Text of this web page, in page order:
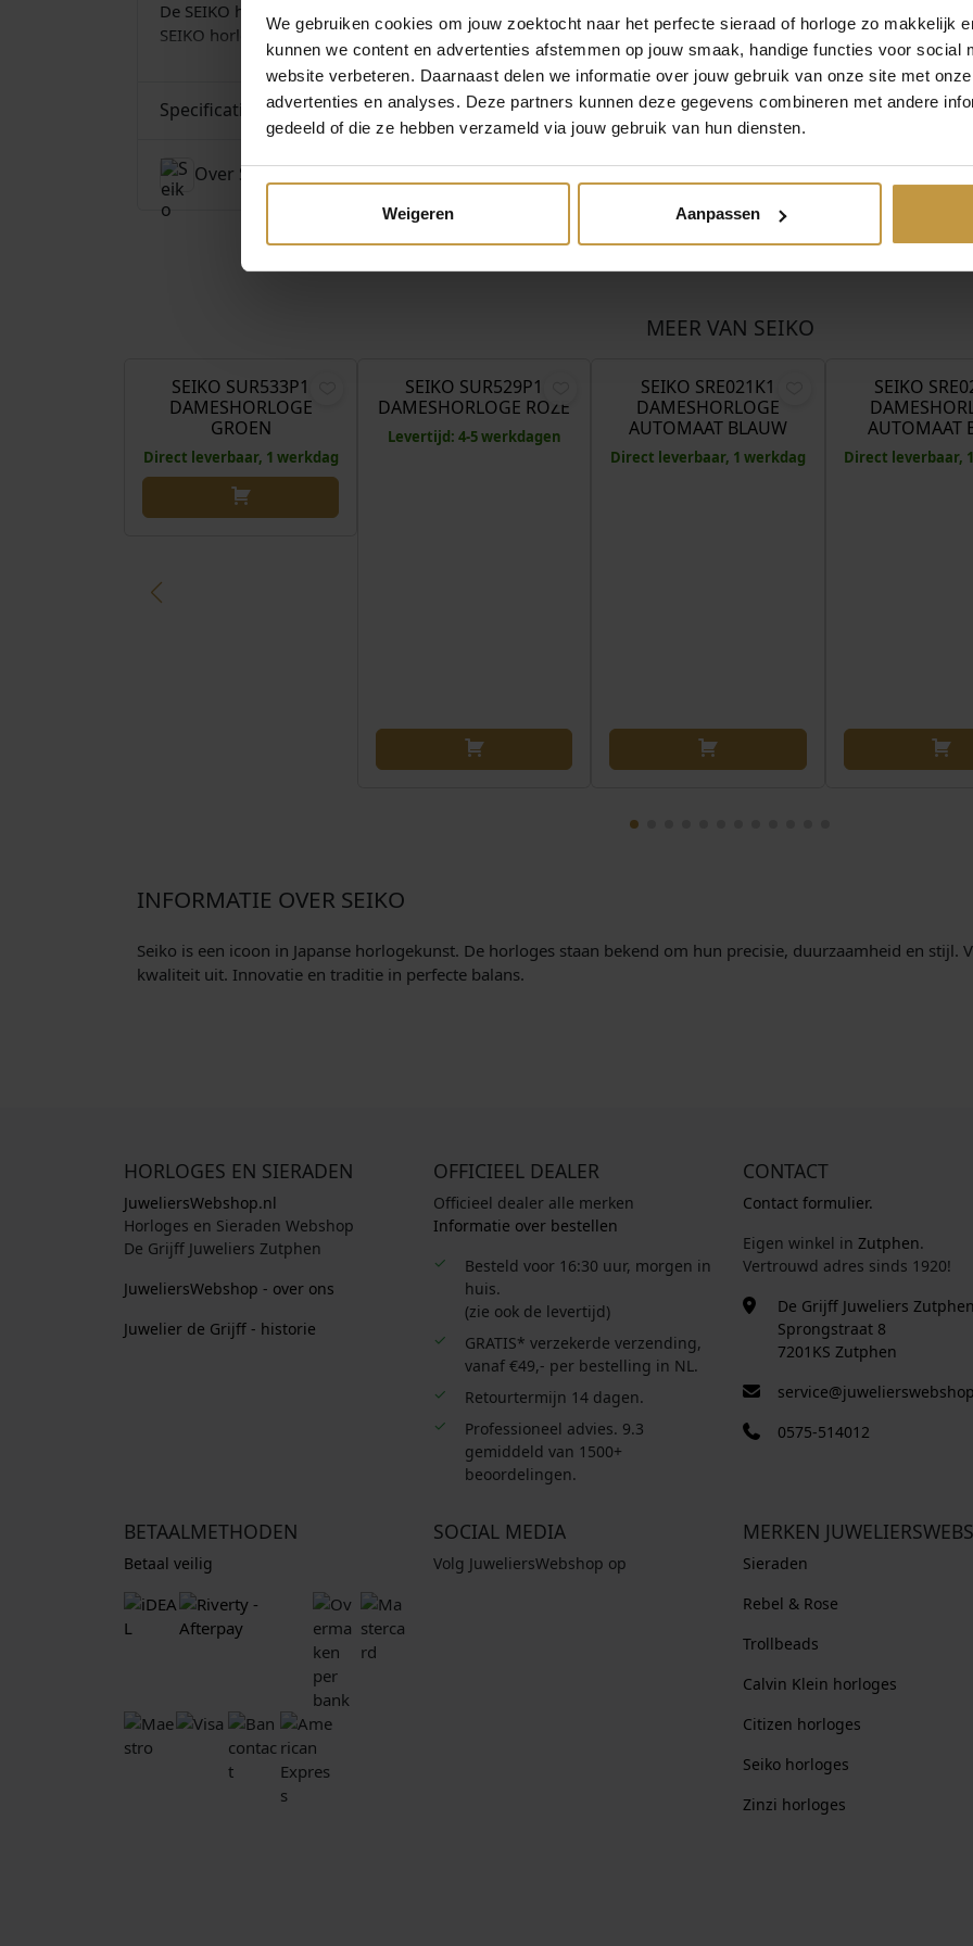
We gebruiken cookies om jouw zoektocht naar het perfecte sieraad of horloge zo makkelijk
kunnen we content en advertenties afstemmen op jouw smaak, handige functies voor social
website verbeteren. Daarnaast delen we informatie over jouw gebruik van onze site met
advertenties en analyses. Deze partners kunnen deze gegevens combineren met andere
gedeeld of die ze hebben verzameld via jouw gebruik van hun diensten.
Weigeren Aanpassen
De SEIKO horloge collectie wordt verzorgd door Officieel Seiko dealer de Grijff Juweliers Zutphen.
SEIKO horloges bij Juwelierswebshop.nl – GRATIS verzekerde verzending in Nederland.
Specificaties
Over Seiko
MEER VAN SEIKO
SEIKO SUR533P1
DAMESHORLOGE
GROEN
Direct leverbaar, 1 werkdag
SEIKO SUR529P1
DAMESHORLOGE ROZE
Levertijd: 4-5 werkdagen
€ 370,00
SEIKO SRE021K1
DAMESHORLOGE
AUTOMAAT BLAUW
Direct leverbaar, 1 werkdag
SEIKO
AUTOMAAT
Direct leverbaar,
INFORMATIE OVER SEIKO
Seiko is een icoon in Japanse horlogekunst. De horloges staan bekend om hun precisie, duurzaamheid en stijl.
kwaliteit uit. Innovatie en traditie in perfecte balans.
HORLOGES EN SIERADEN
JuweliersWebshop.nl
Horloges en Sieraden Webshop
De Grijff Juweliers Zutphen
JuweliersWebshop - over ons
Juwelier de Grijff - historie
OFFICIEEL DEALER
Officieel dealer alle merken
Informatie over bestellen
Besteld voor 16:30 uur, morgen in
huis.
(zie ook de levertijd)
GRATIS* verzekerde verzending,
vanaf €49,- per bestelling in NL.
Retourtermijn 14 dagen.
Professioneel advies. 9.3
gemiddeld van 1500+
beoordelingen.
CONTACT
Contact formulier.
Eigen winkel in Zutphen.
Vertrouwd adres sinds 1920!
De Grijff Juweliers
Sprongstraat 8
7201KS Zutphen
0575-514012
BETAALMETHODEN
Betaal veilig
SOCIAL MEDIA
Volg JuweliersWebshop op
MERKEN
Sieraden
Rebel & Rose
Trollbeads
Calvin Klein horloges
Citizen horloges
Seiko horloges
Zinzi horloges